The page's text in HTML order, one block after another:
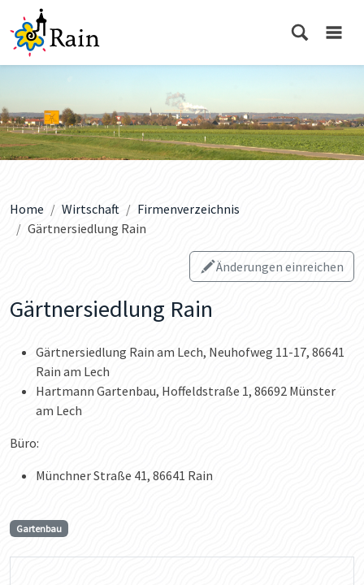
Home Wirtschaft
Firmenverzeichnis
Gärtnersiedlung Rain
Änderungen einreichen
Gärtnersiedlung Rain
Gärtnersiedlung Rain am Lech, Neuhofweg 11-17, 86641
Rain am Lech
Hartmann Gartenbau, Hoffeldstraße 1, 86692 Münster
am Lech
Büro:
Münchner Straße 41, 86641 Rain
Gartenbau